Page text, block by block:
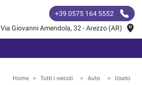
+39 0575 164 5552
Via Giovanni Amendola, 32 - Arezzo (AR)
Home > Tutti i veicoli > Auto > Usato